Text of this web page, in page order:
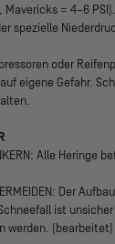
Mavericks = 4–6 PSI).
spezielle
oder
eigene Gefahr.
Alle Heringe
Der
ist
werden. (bearbeitet)